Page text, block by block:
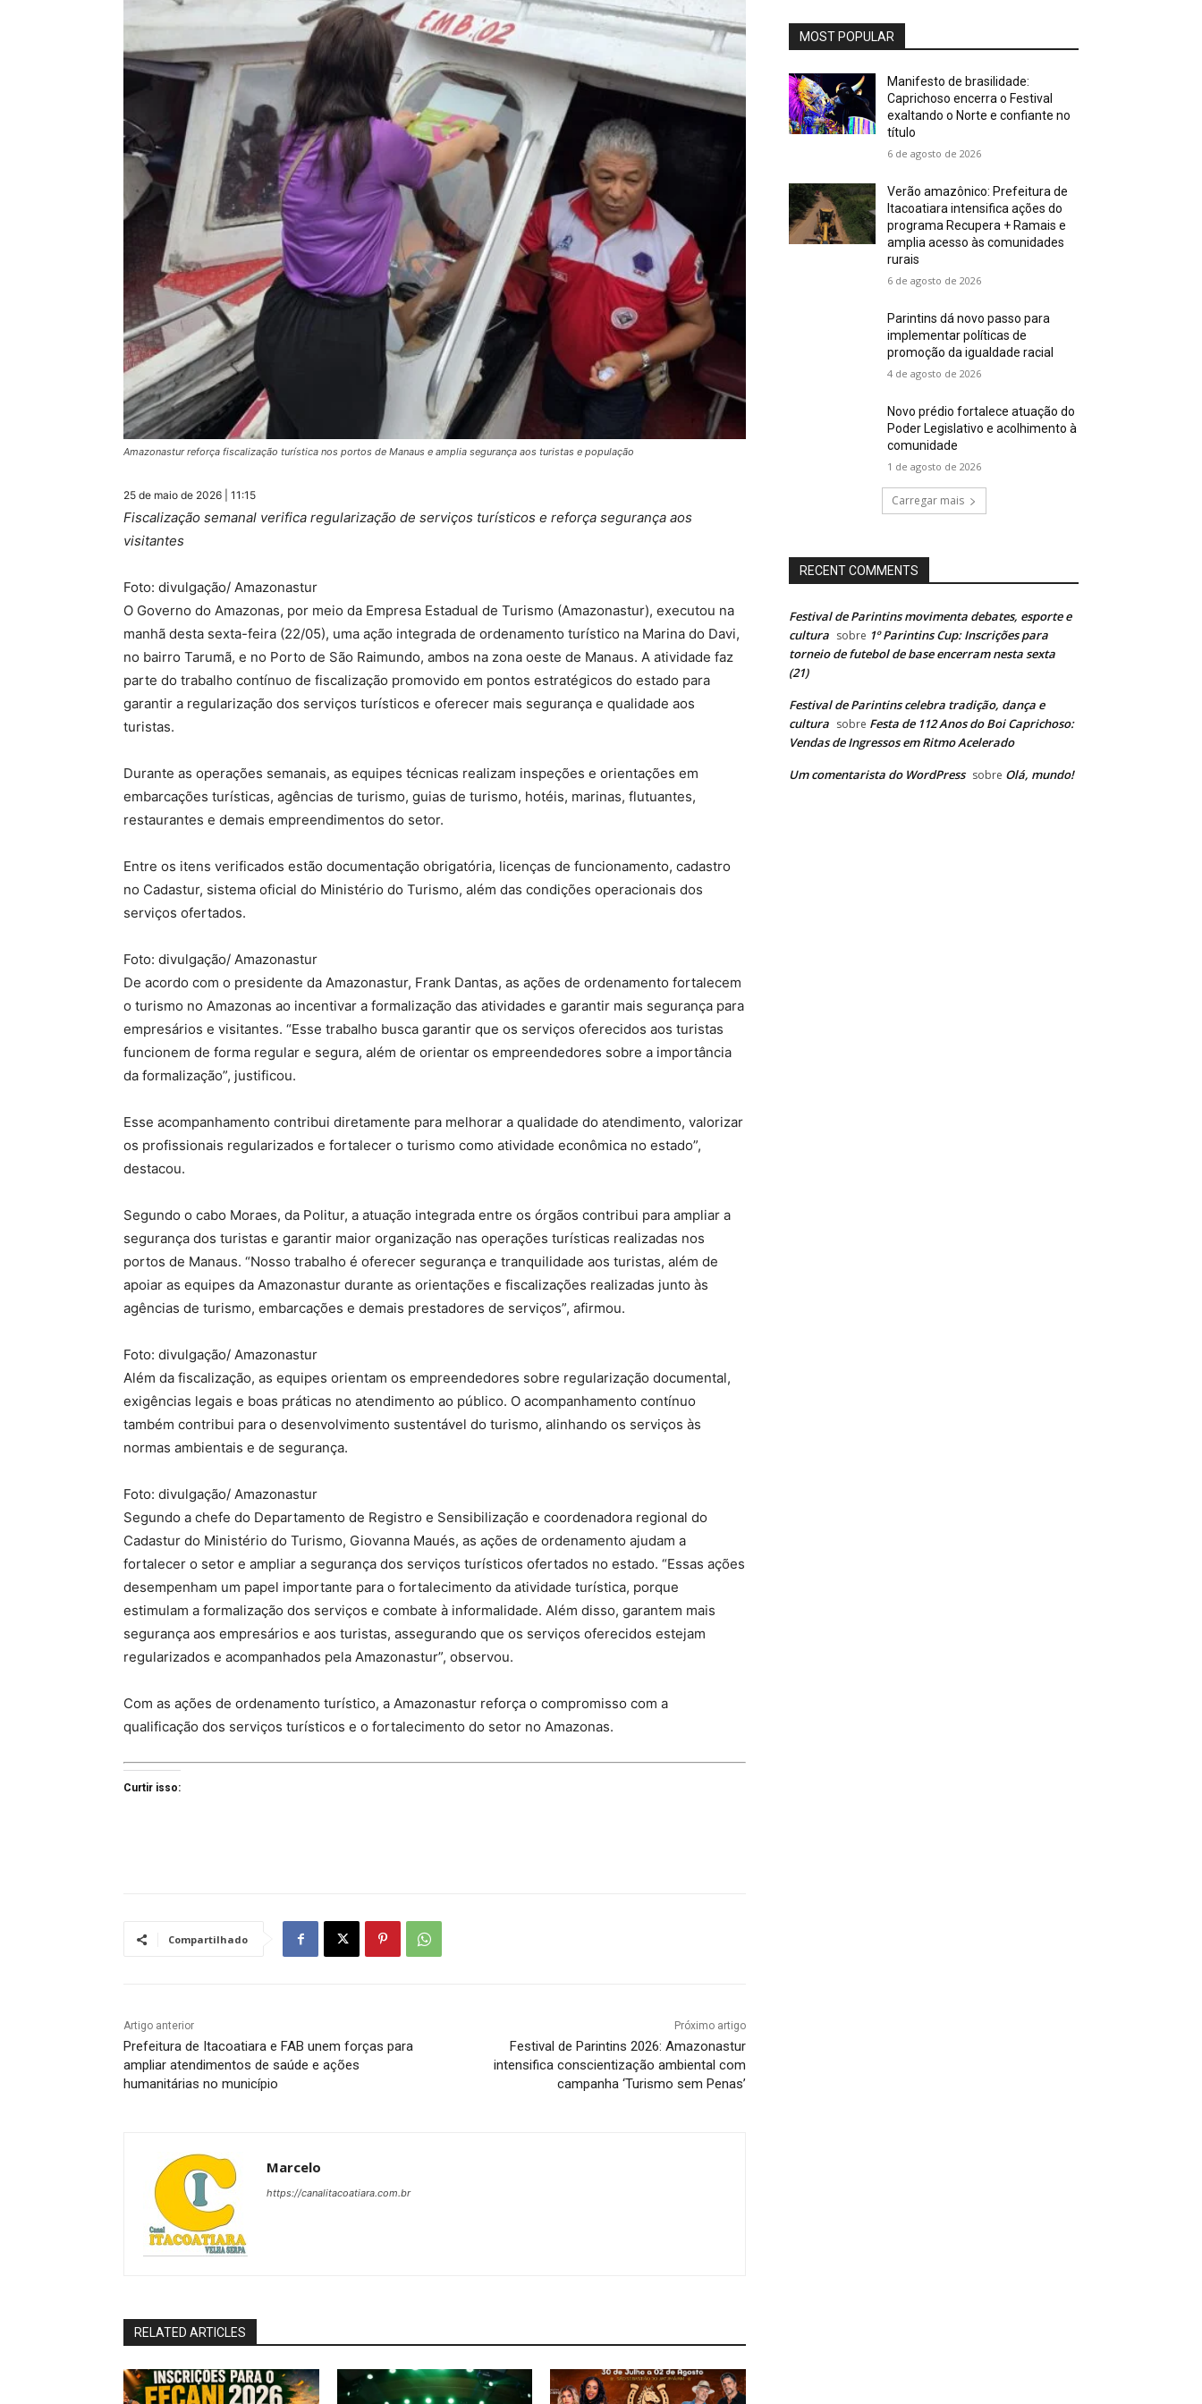
Amazonastur reforça fiscalização turística nos portos de Manaus e amplia segurança aos turistas e população
25 de maio de 2026 | 11:15
Fiscalização semanal verifica regularização de serviços turísticos e reforça segurança aos
visitantes
Foto: divulgação/ Amazonastur
O Governo do Amazonas, por meio da Empresa Estadual de Turismo (Amazonastur), executou na
manhã desta sexta-feira (22/05), uma ação integrada de ordenamento turístico na Marina do Davi,
no bairro Tarumã, e no Porto de São Raimundo, ambos na zona oeste de Manaus. A atividade faz
parte do trabalho contínuo de fiscalização promovido em pontos estratégicos do estado para
garantir a regularização dos serviços turísticos e oferecer mais segurança e qualidade aos
turistas.
Durante as operações semanais, as equipes técnicas realizam inspeções e orientações em
embarcações turísticas, agências de turismo, guias de turismo, hotéis, marinas, flutuantes,
restaurantes e demais empreendimentos do setor.
Entre os itens verificados estão documentação obrigatória, licenças de funcionamento, cadastro
no Cadastur, sistema oficial do Ministério do Turismo, além das condições operacionais dos
serviços ofertados.
Foto: divulgação/ Amazonastur
De acordo com o presidente da Amazonastur, Frank Dantas, as ações de ordenamento fortalecem
o turismo no Amazonas ao incentivar a formalização das atividades e garantir mais segurança para
empresários e visitantes. “Esse trabalho busca garantir que os serviços oferecidos aos turistas
funcionem de forma regular e segura, além de orientar os empreendedores sobre a importância
da formalização”, justificou.
Esse acompanhamento contribui diretamente para melhorar a qualidade do atendimento, valorizar
os profissionais regularizados e fortalecer o turismo como atividade econômica no estado”,
destacou.
Segundo o cabo Moraes, da Politur, a atuação integrada entre os órgãos contribui para ampliar a
segurança dos turistas e garantir maior organização nas operações turísticas realizadas nos
portos de Manaus. “Nosso trabalho é oferecer segurança e tranquilidade aos turistas, além de
apoiar as equipes da Amazonastur durante as orientações e fiscalizações realizadas junto às
agências de turismo, embarcações e demais prestadores de serviços”, afirmou.
Foto: divulgação/ Amazonastur
Além da fiscalização, as equipes orientam os empreendedores sobre regularização documental,
exigências legais e boas práticas no atendimento ao público. O acompanhamento contínuo
também contribui para o desenvolvimento sustentável do turismo, alinhando os serviços às
normas ambientais e de segurança.
Foto: divulgação/ Amazonastur
Segundo a chefe do Departamento de Registro e Sensibilização e coordenadora regional do
Cadastur do Ministério do Turismo, Giovanna Maués, as ações de ordenamento ajudam a
fortalecer o setor e ampliar a segurança dos serviços turísticos ofertados no estado. “Essas ações
desempenham um papel importante para o fortalecimento da atividade turística, porque
estimulam a formalização dos serviços e combate à informalidade. Além disso, garantem mais
segurança aos empresários e aos turistas, assegurando que os serviços oferecidos estejam
regularizados e acompanhados pela Amazonastur”, observou.
Com as ações de ordenamento turístico, a Amazonastur reforça o compromisso com a
qualificação dos serviços turísticos e o fortalecimento do setor no Amazonas.
Curtir isso:
Compartilhado
Artigo anterior
Prefeitura de Itacoatiara e FAB unem forças para
ampliar atendimentos de saúde e ações
humanitárias no município
Próximo artigo
Festival de Parintins 2026: Amazonastur
intensifica conscientização ambiental com
campanha ‘Turismo sem Penas’
Marcelo
https://canalitacoatiara.com.br
RELATED ARTICLES
MOST POPULAR
Manifesto de brasilidade:
Caprichoso encerra o Festival
exaltando o Norte e confiante no
título
6 de agosto de 2026
Verão amazônico: Prefeitura de
Itacoatiara intensifica ações do
programa Recupera + Ramais e
amplia acesso às comunidades
rurais
6 de agosto de 2026
Parintins dá novo passo para
implementar políticas de
promoção da igualdade racial
4 de agosto de 2026
Novo prédio fortalece atuação do
Poder Legislativo e acolhimento à
comunidade
1 de agosto de 2026
Carregar mais
RECENT COMMENTS
Festival de Parintins movimenta debates, esporte e
cultura sobre 1º Parintins Cup: Inscrições para
torneio de futebol de base encerram nesta sexta
(21)
Festival de Parintins celebra tradição, dança e
cultura sobre Festa de 112 Anos do Boi Caprichoso:
Vendas de Ingressos em Ritmo Acelerado
Um comentarista do WordPress sobre Olá, mundo!